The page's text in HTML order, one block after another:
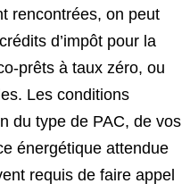
rencontrées, on peut
d’impôt pour la
prêts à taux zéro, ou
Les conditions
du type de PAC, de vos
énergétique attendue
requis de faire appel